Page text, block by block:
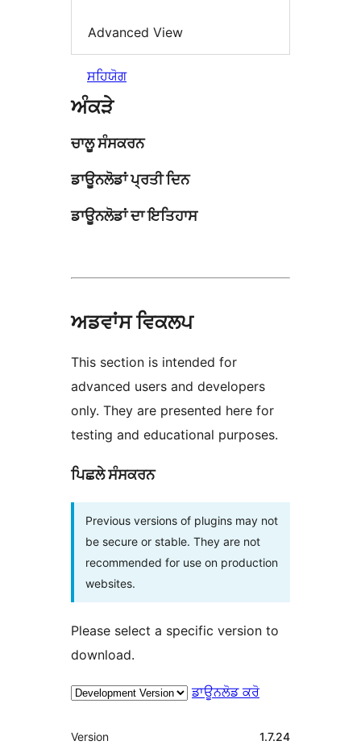
Advanced View
ਸਹਿਯੋਗ
ਅੰਕੜੇ
ਚਾਲੂ ਸੰਸਕਰਨ
ਡਾਊਨਲੋਡਾਂ ਪ੍ਰਤੀ ਦਿਨ
ਡਾਊਨਲੋਡਾਂ ਦਾ ਇਤਿਹਾਸ
ਅਡਵਾਂਸ ਵਿਕਲਪ
This section is intended for
advanced users and developers
only. They are presented here for
testing and educational purposes.
ਪਿਛਲੇ ਸੰਸਕਰਨ
Previous versions of plugins may not
be secure or stable. They are not
recommended for use on production
websites.
Please select a specific version to
download.
ਡਾਊਨਲੋਡ ਕਰੋ
ਮੈਟਾ
Version 1.7.24